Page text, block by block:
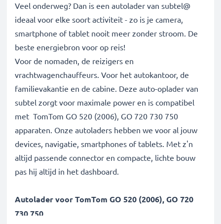
Veel onderweg? Dan is een autolader van subtel@
ideaal voor elke soort activiteit - zo is je camera,
smartphone of tablet nooit meer zonder stroom. De
beste energiebron voor op reis!
Voor de nomaden, de reizigers en
vrachtwagenchauffeurs. Voor het autokantoor, de
familievakantie en de cabine. Deze auto-oplader van
subtel zorgt voor maximale power en is compatibel
met TomTom GO 520 (2006), GO 720 730 750
apparaten. Onze autoladers hebben we voor al jouw
devices, navigatie, smartphones of tablets. Met z'n
altijd passende connector en compacte, lichte bouw
pas hij altijd in het dashboard.
Autolader voor TomTom GO 520 (2006), GO 720
730 750